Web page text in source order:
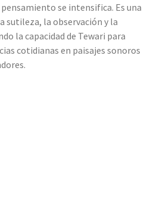
pensamiento se intensifica. Es una
sutileza, la observación y la
la capacidad de Tewari para
cotidianas en paisajes sonoros